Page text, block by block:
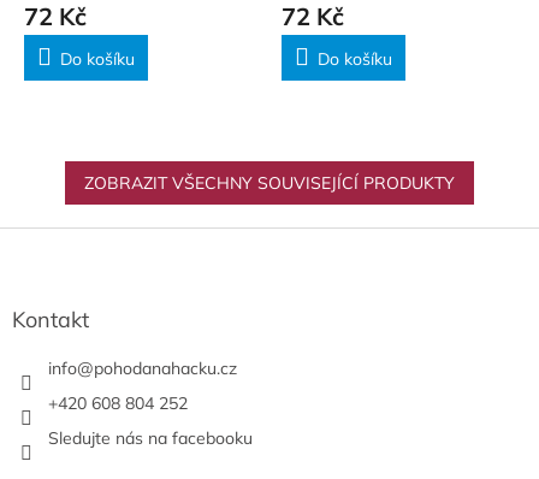
72 Kč
Do košíku
72 Kč
Do košíku
ZOBRAZIT VŠECHNY SOUVISEJÍCÍ PRODUKTY
Kontakt
info@pohodanahacku.cz
+420 608 804 252
Sledujte nás na facebooku